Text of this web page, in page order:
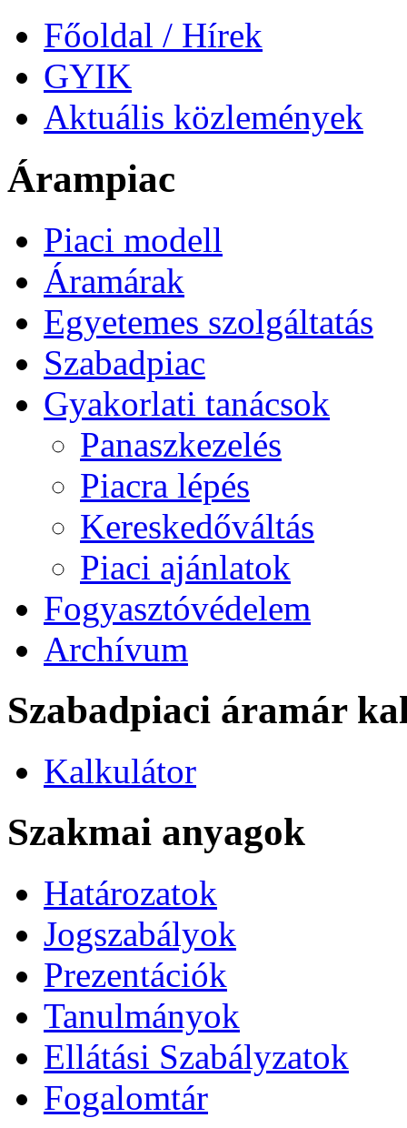
Főoldal / Hírek
GYIK
Aktuális közlemények
Árampiac
Piaci modell
Áramárak
Egyetemes szolgáltatás
Szabadpiac
Gyakorlati tanácsok
Panaszkezelés
Piacra lépés
Kereskedőváltás
Piaci ajánlatok
Fogyasztóvédelem
Archívum
Szabadpiaci áramár
Kalkulátor
Szakmai anyagok
Határozatok
Jogszabályok
Prezentációk
Tanulmányok
Ellátási Szabályzatok
Fogalomtár